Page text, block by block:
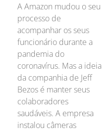
A Amazon mudou o seu
processo de
acompanhar os seus
funcionário durante a
pandemia do
coronavírus. Mas a ideia
da companhia de Jeff
Bezos é manter seus
colaboradores
saudáveis. A empresa
instalou câmeras